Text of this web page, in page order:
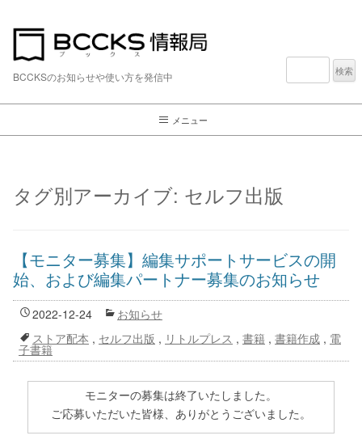
BCCKSのお知らせや使い方を発信中
検
メニュー
タグ別アーカイブ: セルフ出版
【モニター募集】編集サポートサービスの開
始、および編集パートナー募集のお知らせ
2022-12-24
お知らせ
ストア配本 , セルフ出版 , リトルプレス , 書籍 , 書籍作成 , 電
子書籍
モニターの募集は終了いたしました。
ご応募いただいた皆様、ありがとうございました。